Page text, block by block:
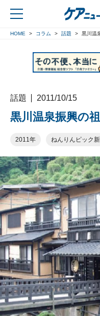
HOME コラム 話題 黒川温
話題 2011/10/15
黒川温泉振興の
2011年 ねんりんピック